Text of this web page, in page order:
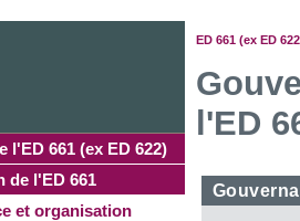
l'ED 661 (ex ED 622)
de l'ED 661
et organisation
ED 661 (ex ED
l'ED